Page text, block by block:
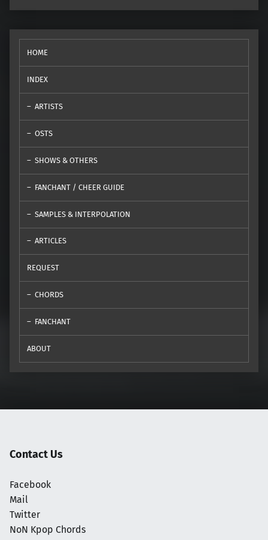
HOME
INDEX
ARTISTS
OSTS
SHOWS & OTHERS
FANCHANT / CHEER GUIDE
SAMPLES & INTERPOLATION
ARTICLES
REQUEST
CHORDS
FANCHANT
ABOUT
Contact Us
Facebook
Mail
Twitter
NoN Kpop Chords